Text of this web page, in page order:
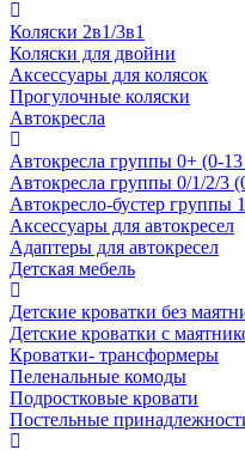
Коляски 2в1/3в1
Коляски для двойни
Аксессуары для колясок
Прогулочные коляски
Автокресла
Автокресла группы 0+ (0-13
Автокресла группы 0/1/2/3
Автокресло-бустер группы
Аксессуары для автокресел
Адаптеры для автокресел
Детская мебель
Детские кроватки без
Детские кроватки с
Кроватки- трансформеры
Пеленальные комоды
Подростковые кровати
Постельные